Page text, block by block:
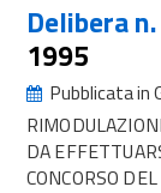
Delibera
1995
Pubblicata in
DA
CONCORSO